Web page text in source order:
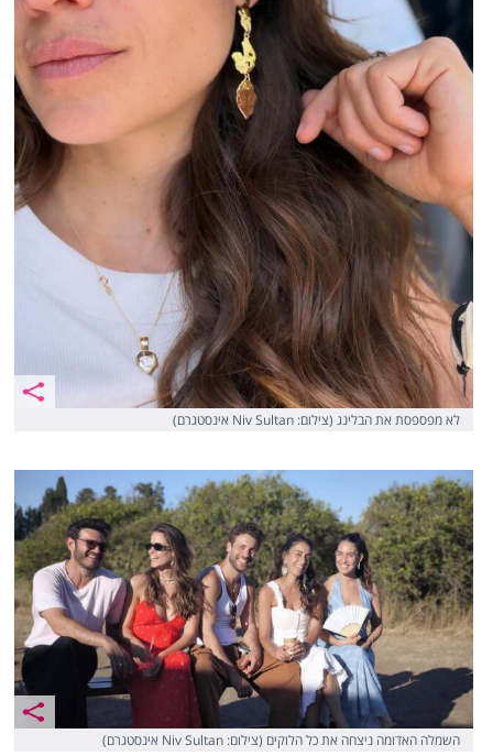
לא מפספסת את הבלינג (צילום: Niv Sultan אינסטגרם)
השמלה האדומה ניצחה את כל הלוקים (צילום: Niv Sultan אינסטגרם)